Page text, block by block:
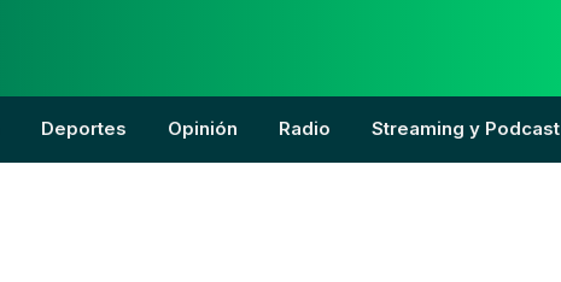
Deportes Opinión Radio Streaming y Podcast